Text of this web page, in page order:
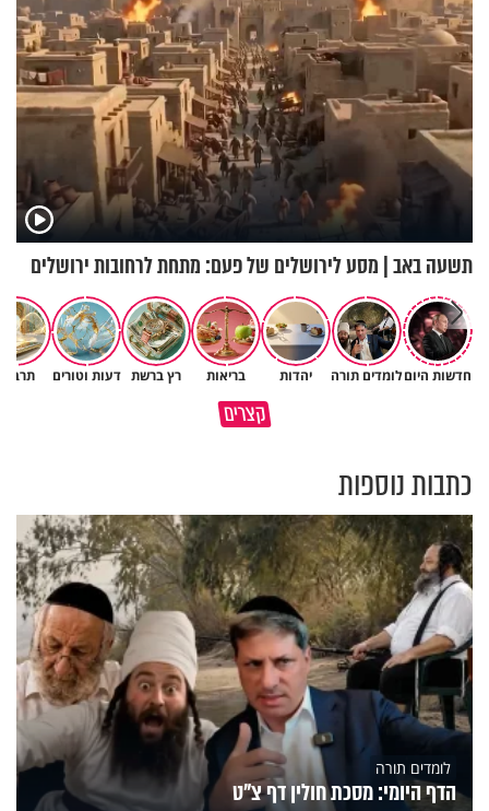
תשעה באב | מסע לירושלים של פעם: מתחת לרחובות ירושלים
חדשות היוםלומדים תורה יהדות בריאות רץ ברשת דעות וטורים
קצריםמדוע האמונה נמשלה למלח?
גם ׳הרע׳ זה הרחמים של בורא
כתבות נוספות
לומדים תורה
הדף היומי: מסכת חולין דף צ"ט